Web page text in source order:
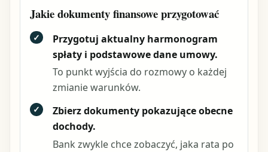
Jakie dokumenty finansowe przygotować
✓
Przygotuj aktualny harmonogram
spłaty i podstawowe dane umowy.
To punkt wyjścia do rozmowy o każdej
zmianie warunków.
✓
Zbierz dokumenty pokazujące obecne
dochody.
Bank zwykle chce zobaczyć, jaka rata po